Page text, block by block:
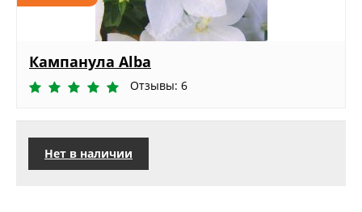
Кампанула Alba
Отзывы: 6
Нет в наличии